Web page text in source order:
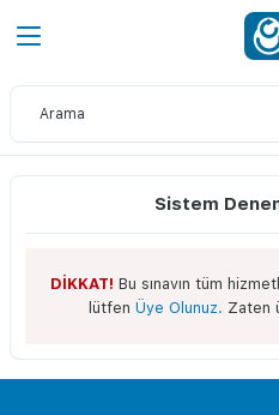
Sistem
DİKKAT! Bu sınavın tüm
lütfen Üye Olunuz. Zaten